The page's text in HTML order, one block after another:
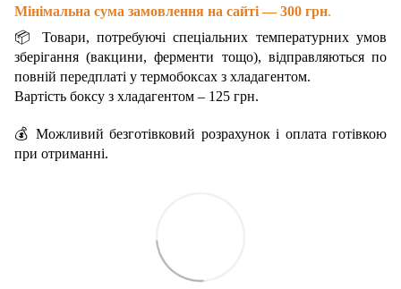
Мінімальна сума замовлення на сайті — 300 грн.
📦 Товари, потребуючі спеціальних температурних умов
зберігання (вакцини, ферменти тощо), відправляються по
повній передплаті у термобоксах з хладагентом.
Вартість боксу з хладагентом – 125 грн.
💰 Можливий безготівковий розрахунок і оплата готівкою
при отриманні.